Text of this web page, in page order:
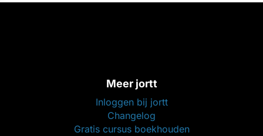
Meer jortt
Inloggen bij jortt
Changelog
Gratis cursus boekhouden